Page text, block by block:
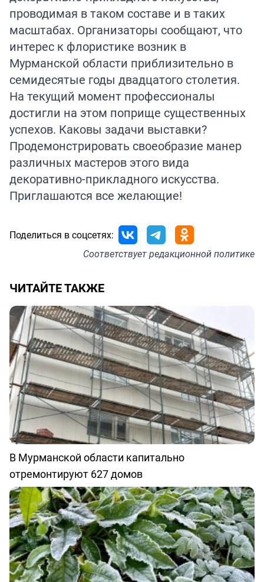
проводимая в таком составе и в таких
масштабах. Организаторы сообщают, что
интерес к флористике возник в
Мурманской области приблизительно в
семидесятые годы двадцатого столетия.
На текущий момент профессионалы
достигли на этом поприще существенных
успехов. Каковы задачи выставки?
Продемонстрировать своеобразие манер
различных мастеров этого вида
декоративно-прикладного искусства.
Приглашаются все желающие!
Поделиться в соцсетях:
Соответствуетредакционной политике
ЧИТАЙТЕ ТАКЖЕ
В Мурманской области капитально
отремонтируют 627 домов